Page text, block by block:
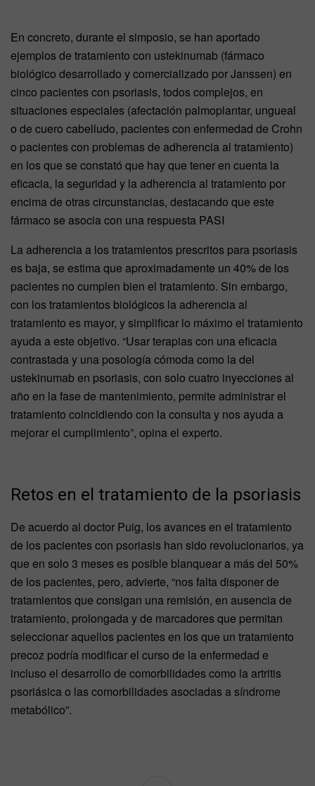
En concreto, durante el simposio, se han aportado
ejemplos de tratamiento con ustekinumab (fármaco
biológico desarrollado y comercializado por Janssen) en
cinco pacientes con psoriasis, todos complejos, en
situaciones especiales (afectación palmoplantar, ungueal
o de cuero cabelludo, pacientes con enfermedad de Crohn
o pacientes con problemas de adherencia al tratamiento)
en los que se constató que hay que tener en cuenta la
eficacia, la seguridad y la adherencia al tratamiento por
encima de otras circunstancias, destacando que este
fármaco se asocia con una respuesta PASI
La adherencia a los tratamientos prescritos para psoriasis
es baja, se estima que aproximadamente un 40% de los
pacientes no cumplen bien el tratamiento. Sin embargo,
con los tratamientos biológicos la adherencia al
tratamiento es mayor, y simplificar lo máximo el tratamiento
ayuda a este objetivo. “Usar terapias con una eficacia
contrastada y una posología cómoda como la del
ustekinumab en psoriasis, con solo cuatro inyecciones al
año en la fase de mantenimiento, permite administrar el
tratamiento coincidiendo con la consulta y nos ayuda a
mejorar el cumplimiento”, opina el experto.
Retos en el tratamiento de la psoriasis
De acuerdo al doctor Puig, los avances en el tratamiento
de los pacientes con psoriasis han sido revolucionarios, ya
que en solo 3 meses es posible blanquear a más del 50%
de los pacientes, pero, advierte, “nos falta disponer de
tratamientos que consigan una remisión, en ausencia de
tratamiento, prolongada y de marcadores que permitan
seleccionar aquellos pacientes en los que un tratamiento
precoz podría modificar el curso de la enfermedad e
incluso el desarrollo de comorbilidades como la artritis
psoriásica o las comorbilidades asociadas a síndrome
metabólico”.